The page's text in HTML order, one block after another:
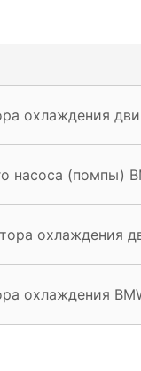
охлаждения
насоса (помпы)
охлаждения
охлаждения